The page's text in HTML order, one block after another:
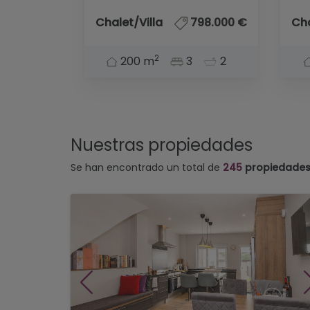
Chalet/Villa 798.000 €
200 m2 3 2
Nuestras propiedades
Se han encontrado un total de 245 propiedades